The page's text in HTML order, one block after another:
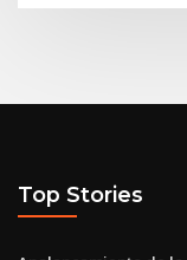
Top Stories